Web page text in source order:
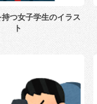
つ女子学生のイラス
ト